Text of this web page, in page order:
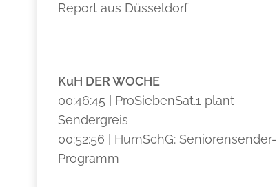
Report aus Düsseldorf
KuH DER WOCHE
00:46:45 | ProSiebenSat.1 plant
Sendergreis
00:52:56 | HumSchG: Seniorensender-
Programm